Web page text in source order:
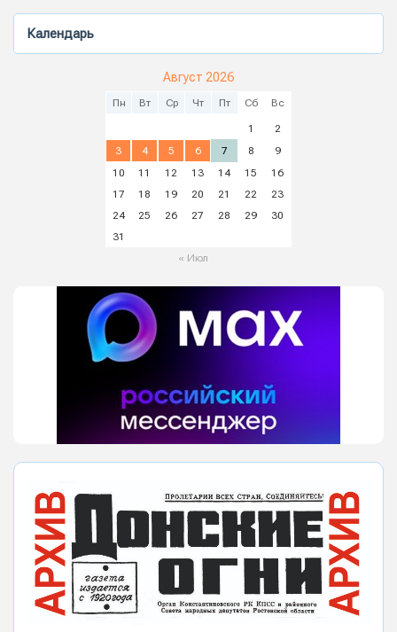
Календарь
Август 2026
Пн Вт Ср Чт Пт Сб Вс
1
2
3
4 5 6 7 8
9
10
11 12 13 14 15
16
17
18 19 20 21 22
23
24
25 26 27 28 29
30
31
« Июл